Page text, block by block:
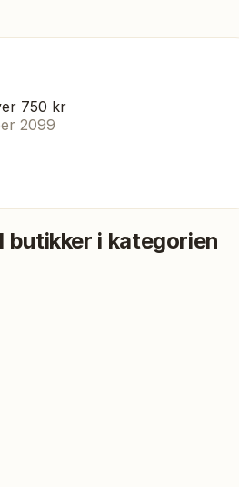
750 kr
2099
butikker i kategorien